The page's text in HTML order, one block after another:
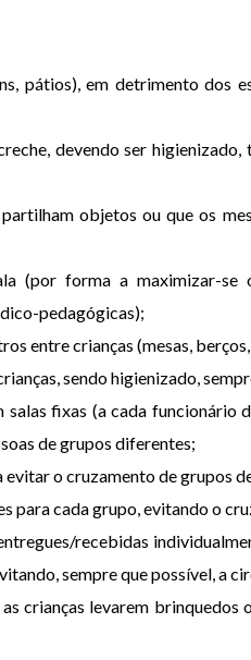
pátios), em detrimento dos
devendo ser
objetos ou que os
(por forma a maximizar-se
pedagógicas);
entre crianças (mesas,
sendo higienizado,
fixas (a cada funcionário
de grupos diferentes;
o cruzamento de grupos
para cada grupo, evitando o
recebidas
sempre que possível, a
crianças levarem